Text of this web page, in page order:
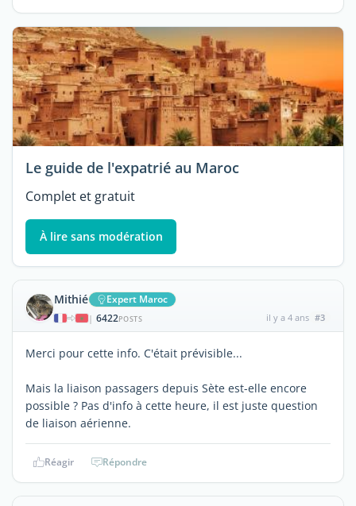
Le guide de l'expatrié au Maroc
Complet et gratuit
À lire sans modération
Mithié Expert Maroc
| 6422POSTS il y a 4 ans #3
Merci pour cette info. C'était prévisible...
Mais la liaison passagers depuis Sète est-elle encore
possible ? Pas d'info à cette heure, il est juste question
de liaison aérienne.
Réagir Répondre